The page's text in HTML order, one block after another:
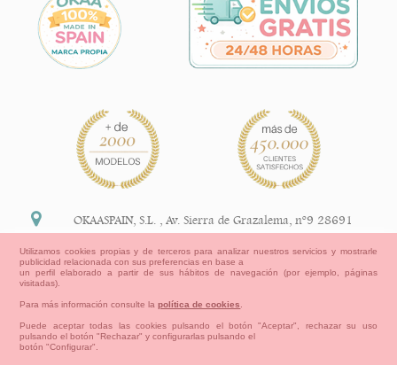
Información Legal
OKAASPAIN, S.L. ,Av. Sierra de Grazalema, nº9 28691
+34 91 113 89 09
Utilizamos cookies propias y de terceros para analizar nuestros servicios y mostrarle
publicidad relacionada con sus preferencias en base a
un perfil elaborado a partir de sus hábitos de navegación (por ejemplo, páginas
visitadas).
Para más información consulte lapolítica de cookies
Puede aceptar todas las cookies pulsando el botón "Aceptar", rechazar su uso
pulsando el botón "Rechazar" y configurarlas pulsando el
botón "Configurar".